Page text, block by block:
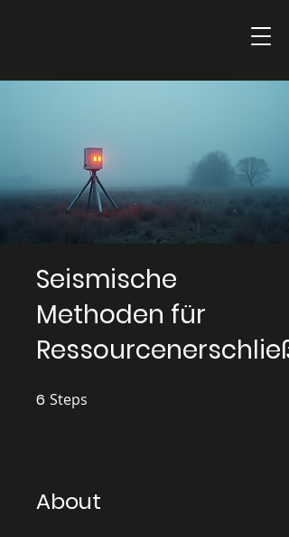
Seismische
Methoden für
6 Steps
About